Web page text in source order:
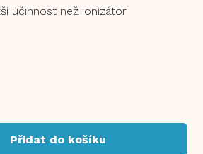
Přidat do košíku
účinnost než ionizátor